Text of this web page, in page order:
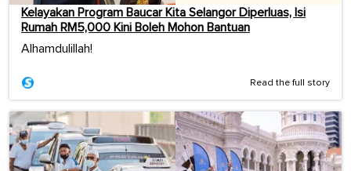
Kelayakan Program Baucar Kita Selangor Diperluas, Isi
Rumah RM5,000 Kini Boleh Mohon Bantuan
Alhamdulillah!
Read the full story